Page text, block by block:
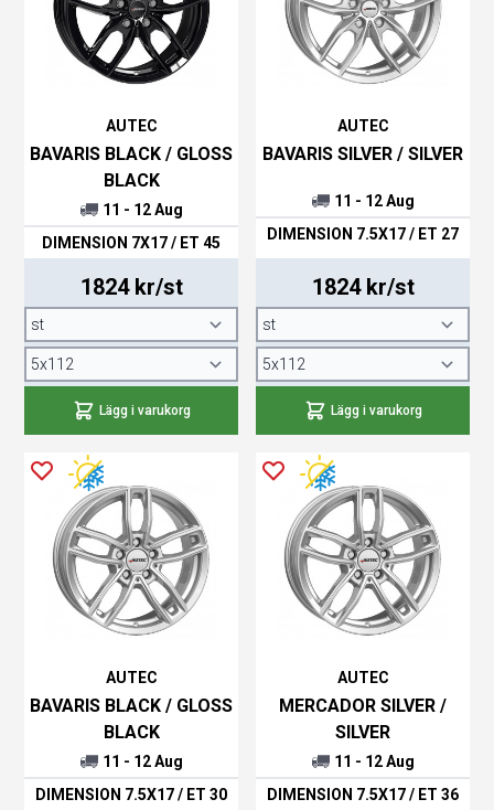
AUTEC
BAVARIS BLACK / GLOSS
BLACK
11 - 12 Aug
DIMENSION 7X17 / ET 45
1824 kr/st
Lägg i varukorg
AUTEC
BAVARIS SILVER / SILVER
11 - 12 Aug
DIMENSION 7.5X17 / ET 27
1824 kr/st
Lägg i varukorg
AUTEC
BAVARIS BLACK / GLOSS
BLACK
11 - 12 Aug
DIMENSION 7.5X17 / ET 30
AUTEC
MERCADOR SILVER /
SILVER
11 - 12 Aug
DIMENSION 7.5X17 / ET 36